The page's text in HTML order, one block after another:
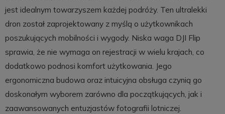
jest idealnym towarzyszem każdej podróży. Ten ultralekki
dron został zaprojektowany z myślą o użytkownikach
poszukujących mobilności i wygody. Niska waga DJI Flip
sprawia, że nie wymaga on rejestracji w wielu krajach, co
dodatkowo podnosi komfort użytkowania. Jego
ergonomiczna budowa oraz intuicyjna obsługa czynią go
doskonałym wyborem zarówno dla początkujących, jak i
zaawansowanych entuzjastów fotografii lotniczej.